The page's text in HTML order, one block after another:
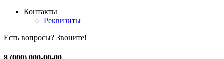
Контакты
Реквизиты
Есть вопросы? Звоните!
8 (000) 000-00-00